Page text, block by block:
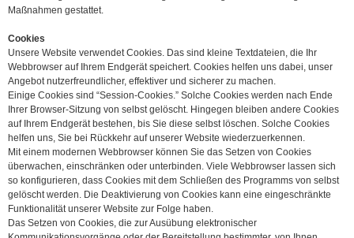
Maßnahmen gestattet.
Cookies
Unsere Website verwendet Cookies. Das sind kleine Textdateien, die Ihr
Webbrowser auf Ihrem Endgerät speichert. Cookies helfen uns dabei, unser
Angebot nutzerfreundlicher, effektiver und sicherer zu machen.
Einige Cookies sind “Session-Cookies.” Solche Cookies werden nach Ende
Ihrer Browser-Sitzung von selbst gelöscht. Hingegen bleiben andere Cookies
auf Ihrem Endgerät bestehen, bis Sie diese selbst löschen. Solche Cookies
helfen uns, Sie bei Rückkehr auf unserer Website wiederzuerkennen.
Mit einem modernen Webbrowser können Sie das Setzen von Cookies
überwachen, einschränken oder unterbinden. Viele Webbrowser lassen sich
so konfigurieren, dass Cookies mit dem Schließen des Programms von selbst
gelöscht werden. Die Deaktivierung von Cookies kann eine eingeschränkte
Funktionalität unserer Website zur Folge haben.
Das Setzen von Cookies, die zur Ausübung elektronischer